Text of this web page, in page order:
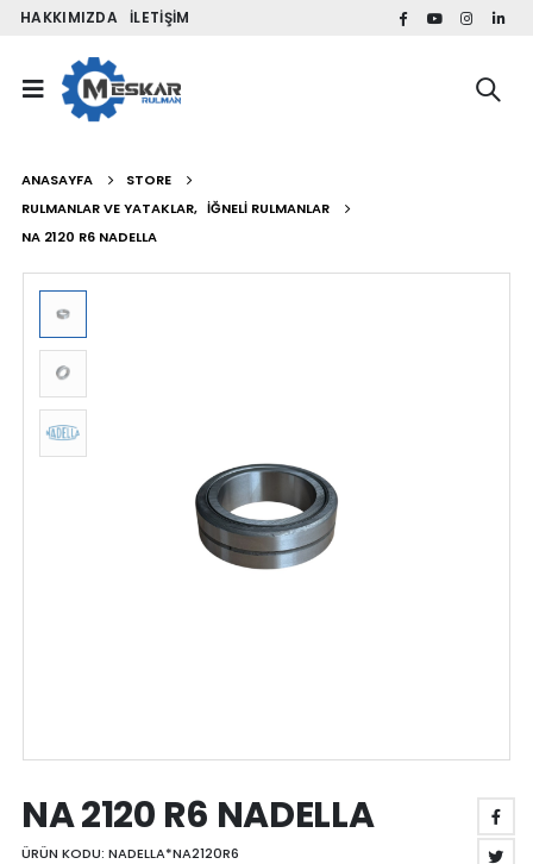
HAKKIMIZDA İLETIŞIM
ANASAYFA
STORE
RULMANLAR VE YATAKLAR, İĞNELI RULMANLAR
NA 2120 R6 NADELLA
NA 2120 R6 NADELLA
ÜRÜN KODU: NADELLA*NA2120R6